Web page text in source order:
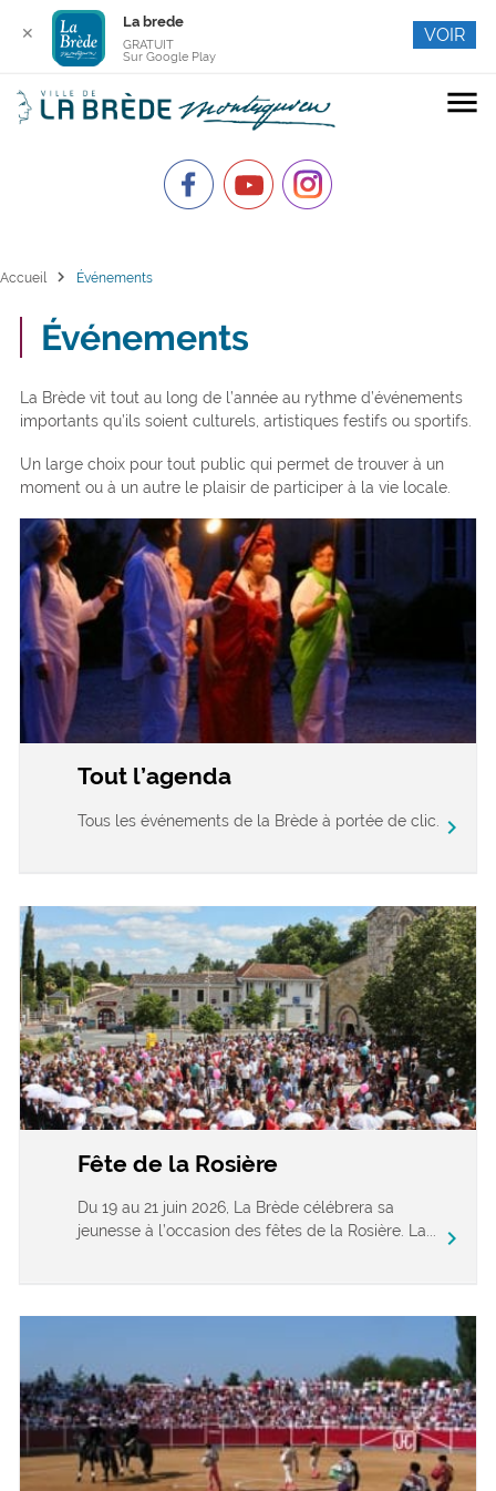
menu
Accueil chevron_right Événements
Événements
La Brède vit tout au long de l’année au rythme d’événements
importants qu’ils soient culturels, artistiques festifs ou sportifs.
Un large choix pour tout public qui permet de trouver à un
moment ou à un autre le plaisir de participer à la vie locale.
Tout l’agenda
Tous les événements de la Brède à portée de clic. chevron_right
Fête de la Rosière
Du 19 au 21 juin 2026, La Brède célébrera sa
jeunesse à l’occasion des fêtes de la Rosière. La...
chevron_right
✕
La brede
GRATUIT
Sur Google Play
VOIR